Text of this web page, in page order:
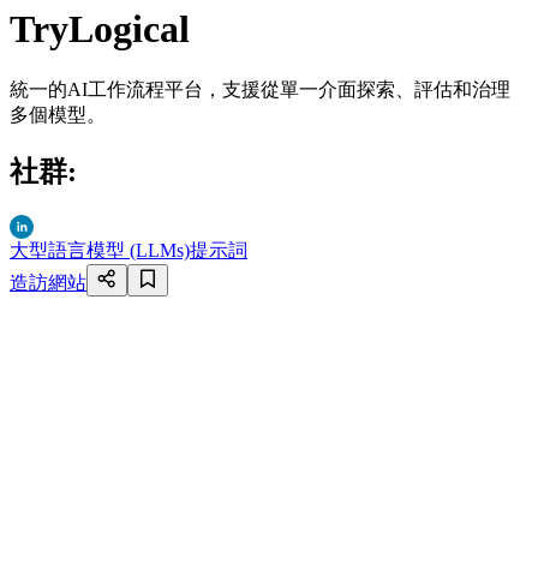
TryLogical
統一的AI工作流程平台，支援從單一介面探索、評估和治理
多個模型。
社群:
大型語言模型 (LLMs)提示詞
造訪網站